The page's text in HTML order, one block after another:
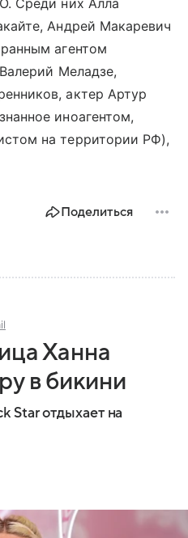
Андрей Макаревич
агентом
Меладзе,
актер Артур
иноагентом,
на территории РФ),
Поделиться
Ханна
в бикини
Star отдыхает на